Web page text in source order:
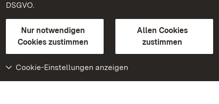
DSGVO.
Nur notwendigen
Cookies zustimmen
Allen Cookies
zustimmen
Cookie-Einstellungen anzeigen
Kontakt
GebärdenspracheLeichte Sprache
Erklärung zur Barrierefreiheit
BITV-konform (geprüfte Seiten)
Weiteres